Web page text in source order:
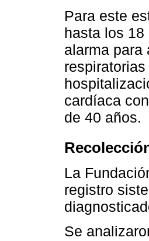
Para este
hasta los
alarma para
cardíaca
de 40 años.
La
registro
Se